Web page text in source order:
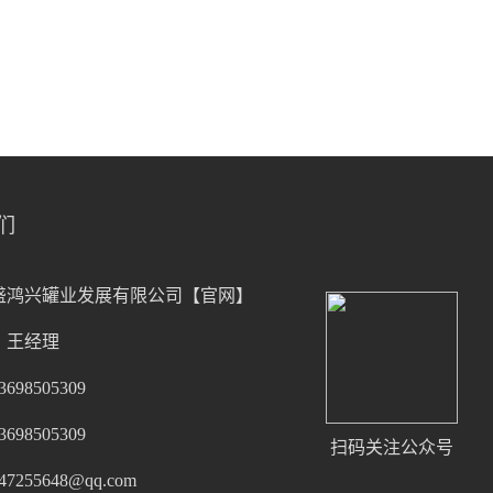
鸿兴罐业发展有限公司【官网】
王经理
扫码关注公众号